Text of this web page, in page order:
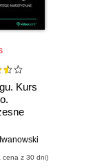
Kurs
cena z 30 dni)